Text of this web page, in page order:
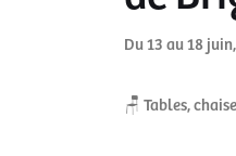
Du 13 au 18
🪑 Tables,